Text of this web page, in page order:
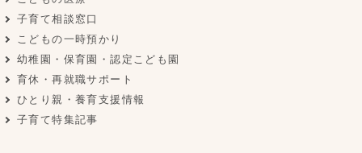
子育て相談窓口
こどもの一時預かり
幼稚園・保育園・認定こども園
育休・再就職サポート
ひとり親・養育支援情報
子育て特集記事